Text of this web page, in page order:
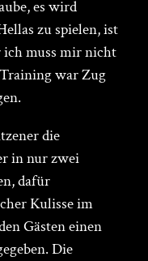
es wird
zu spielen, ist
ich muss mir nicht
war Zug
die
in nur zwei
dafür
Kulisse im
Gästen einen
Die